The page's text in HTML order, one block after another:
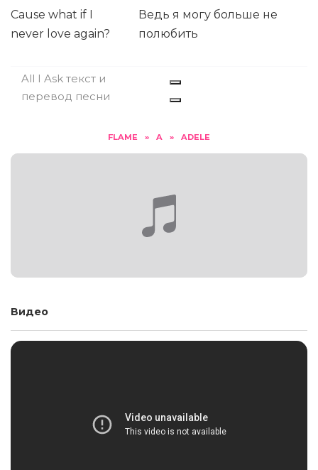
Cause what if I
never love again?
Ведь я могу больше не
полюбить
All I Ask текст и
перевод песни
FLAME » A » ADELE
Видео